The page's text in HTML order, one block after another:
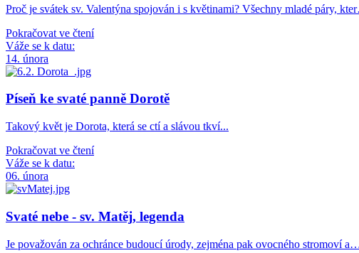
Proč je svátek sv. Valentýna spojován i s květinami? Všechny mladé páry,
Pokračovat ve čtení
Váže se k datu:
14. února
Píseň ke svaté panně Dorotě
Takový květ je Dorota, která se ctí a slávou tkví...
Pokračovat ve čtení
Váže se k datu:
06. února
Svaté nebe - sv. Matěj, legenda
Je považován za ochránce budoucí úrody, zejména pak ovocného stromoví